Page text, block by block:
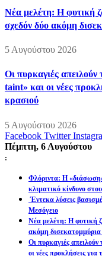
Νέα μελέτη: Η φυτική
σχεδόν δύο ακόμη
5 Αυγούστου 2026
Οι πυρκαγιές
taint» και οι νέες
κρασιού
5 Αυγούστου 2026
Facebook Twitter
Πέμπτη, 6 Αυγούστου
:
Φλόριντα: Η
κλιματικό κίνδυνο
Έντεκα λύσεις
Μεσόγειο
Νέα μελέτη: Η φυτική
ακόμη δισεκατομμύρια
Οι πυρκαγιές
οι νέες προκλήσεις